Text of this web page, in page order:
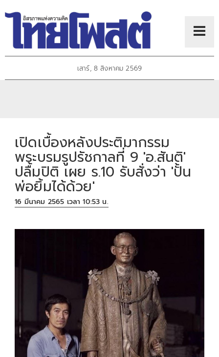
เสาร์, 8 สิงหาคม 2569
เปิดเบื้องหลังประติมากรรม
พระบรมรูปรัชกาลที่ 9 'อ.สันติ'
ปลื้มปิติ เผย ร.10 รับสั่งว่า 'ปั้น
พ่อยิ้มได้ด้วย'
16 มีนาคม 2565 เวลา 10:53 น.